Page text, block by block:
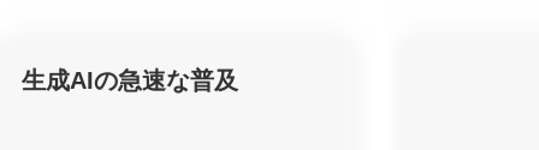
生成AIの急速な普及